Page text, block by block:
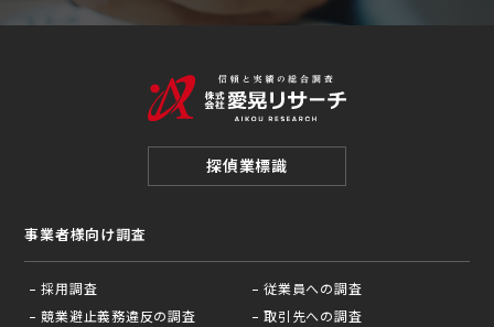
探偵業標識
事業者様向け調査
採用調査
従業員への調査
競業避止義務違反の調査
取引先への調査